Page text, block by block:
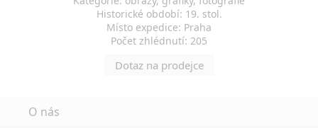
Historické období: 19. stol.
Místo expedice: Praha
Počet zhlédnutí: 205
Dotaz na prodejce
O nás